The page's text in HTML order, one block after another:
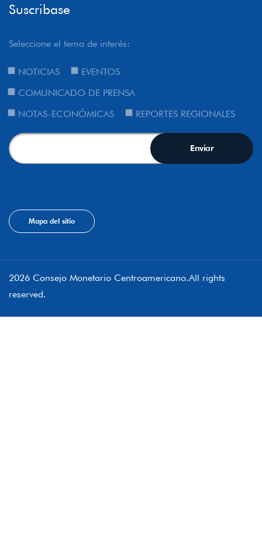
Suscribase
Seleccione el tema de interés:
NOTICIAS
EVENTOS
COMUNICADO DE PRENSA
NOTAS-ECONÓMICAS
REPORTES REGIONALES
Mapa del sitio
2026 Consejo Monetario Centroamericano.All rights
reserved.